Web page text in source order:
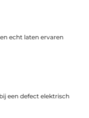
echt laten ervaren
een defect elektrisch